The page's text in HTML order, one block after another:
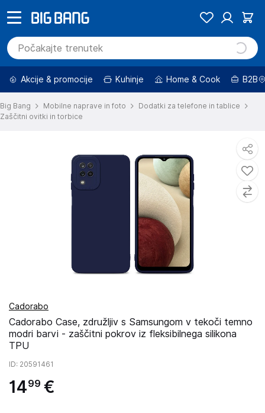
Akcije & promocije Kuhinje Home & Cook B2B
Big Bang Mobilne naprave in foto
Dodatki za telefone in tablice
Zaščitni ovitki in torbice
Cadorabo
Cadorabo Case, združljiv s Samsungom v tekoči temno
modri barvi - zaščitni pokrov iz fleksibilnega silikona
TPU
ID: 20591461
1499 €